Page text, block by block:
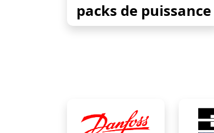
packs de puissance